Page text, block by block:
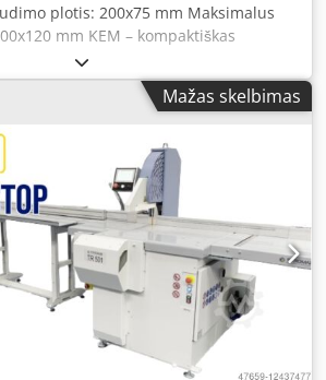
plotis: 200x75 mm Maksimalus
mm KEM – kompaktiškas
Dedpfx Asxpi Dned Neck -----
Kompaktiškas spaustukas yra tvirtas
Jis suteikia lankstumą ir
kampų ir profilių darbams.
storesniems, masyvesniems langų
suklijuoti. Dabar atnaujintas su
kreipiančiąja strypu. Techninės
spaustukas, 56A tipas:
200 x 75 mm KEM – kompaktiškas
tinkamas medienai iki 200 x 120 mm
pagal gamintoją – be garantijos!)
be PVM. Plius įstatyminis PVM.
Mažas skelbimas